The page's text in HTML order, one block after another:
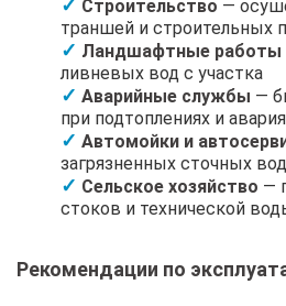
Строительство —
траншей и строительных
Ландшафтные работы
ливневых вод с участка
Аварийные службы —
при подтоплениях и
Автомойки и
загрязненных сточных вод
Сельское хозяйство —
стоков и технической
Рекомендации по